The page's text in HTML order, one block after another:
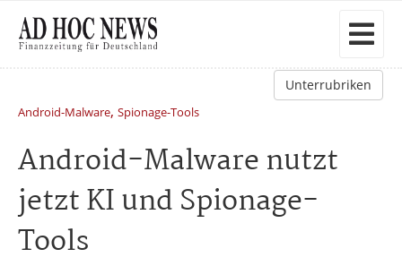
Unterrubriken
Android-Malware, Spionage-Tools
Android-Malware nutzt
jetzt KI und Spionage-
Tools